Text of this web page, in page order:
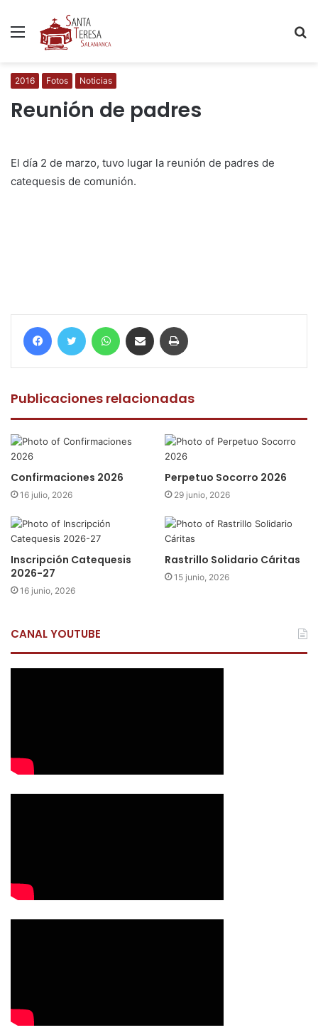
Menú
2016 Fotos Noticias
Reunión de padres
El día 2 de marzo, tuvo lugar la reunión de padres de
catequesis de comunión.
Publicaciones relacionadas
Confirmaciones 2026
16 julio, 2026
Perpetuo Socorro 2026
29 junio, 2026
Inscripción Catequesis
2026-27
16 junio, 2026
Rastrillo Solidario Cáritas
15 junio, 2026
CANAL YOUTUBE